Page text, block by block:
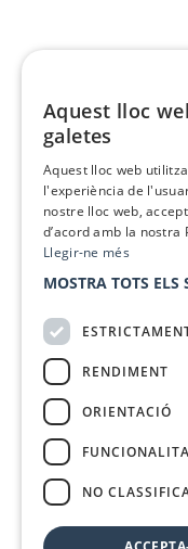
Aquest lloc
galetes
Aquest lloc web
l'experiència de
nostre lloc web,
d’acord amb la nostra
Llegir-ne més
MOSTRA TOTS ELS
RENDIMENT
ORIENTACIÓ
NO